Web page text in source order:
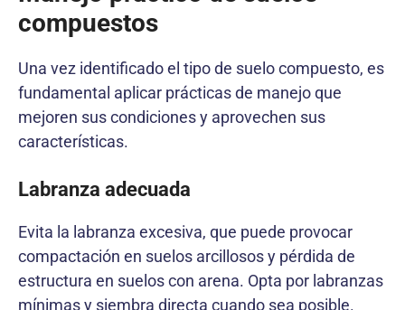
compuestos
Una vez identificado el tipo de suelo compuesto, es
fundamental aplicar prácticas de manejo que
mejoren sus condiciones y aprovechen sus
características.
Labranza adecuada
Evita la labranza excesiva, que puede provocar
compactación en suelos arcillosos y pérdida de
estructura en suelos con arena. Opta por labranzas
mínimas y siembra directa cuando sea posible.